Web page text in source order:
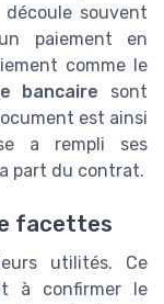
découle souvent
paiement en
comme le
bancaire sont
est ainsi
a rempli ses
part du contrat.
facettes
utilités. Ce
à confirmer le